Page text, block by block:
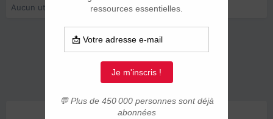
Aucun utilisateur enregistré regarde cette page.